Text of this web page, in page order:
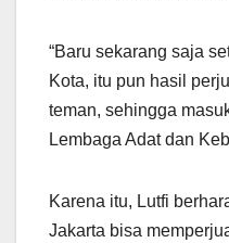
“Baru sekarang saja
Kota, itu pun hasil
teman, sehingga
Lembaga Adat dan
Karena itu, Lutfi
Jakarta bisa